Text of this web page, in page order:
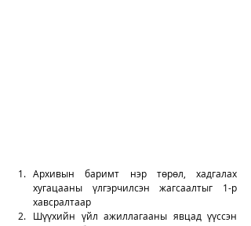
Архивын баримт нэр төрөл, хадгалах
хугацааны үлгэрчилсэн жагсаалтыг 1-р
хавсралтаар
Шүүхийн үйл ажиллагааны явцад үүссэн